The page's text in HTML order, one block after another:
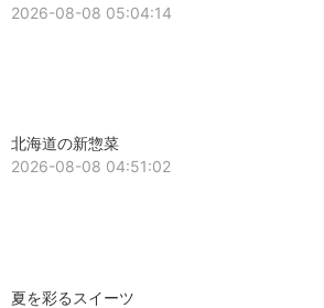
2026-08-08 05:04:14
北海道の新惣菜
2026-08-08 04:51:02
夏を彩るスイーツ